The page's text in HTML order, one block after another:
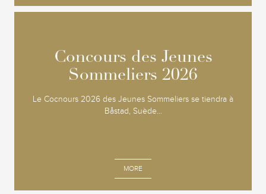
Concours des Jeunes
Sommeliers 2026
Le Cocnours 2026 des Jeunes Sommeliers se tiendra à
Båstad, Suède...
MORE
Concours des Jeunes
Sommeliers 2026